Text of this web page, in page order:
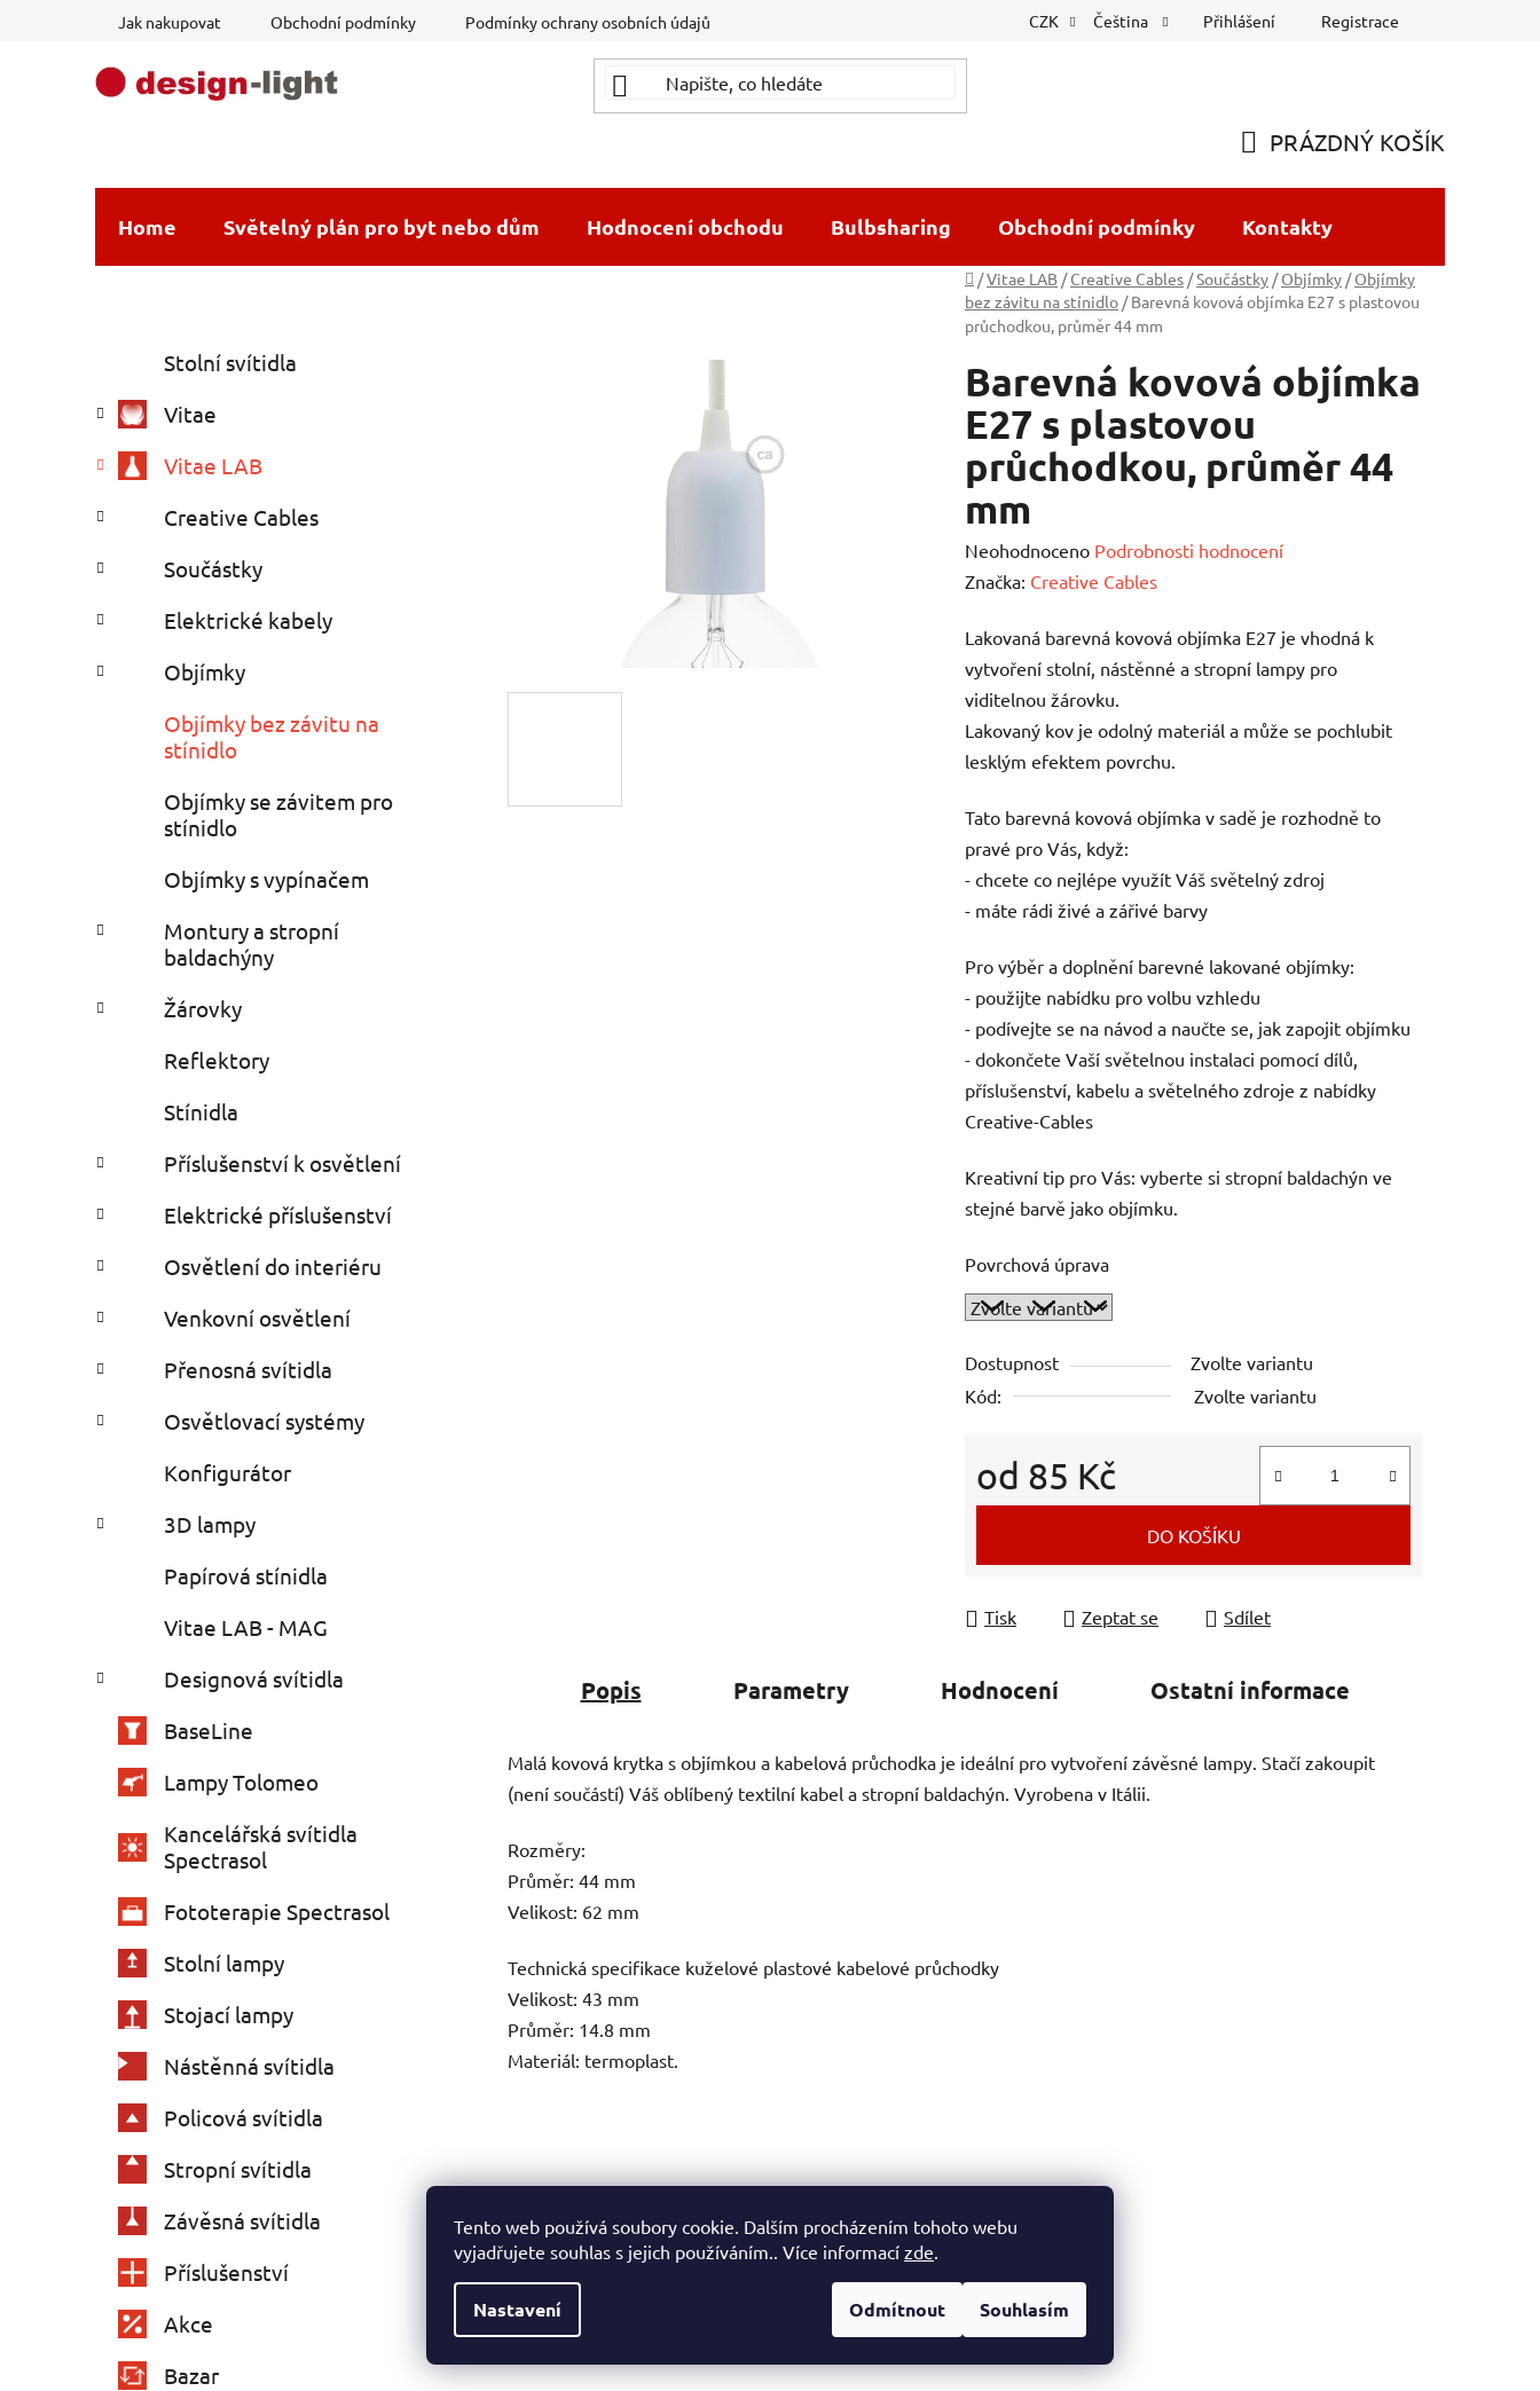
Tento web používá soubory cookie. Dalším procházením tohoto webu
vyjadřujete souhlas s jejich používáním.. Více informací zde.
Nastavení Odmítnout Souhlasím
Jak nakupovat Obchodní podmínky Podmínky ochrany osobních údajů CZK Čeština Přihlášení Registrace
KOŠÍK
PRÁZDNÝ KOŠÍK
Home Světelný plán pro byt nebo dům Hodnocení obchodu Bulbsharing Obchodní podmínky Kontakty
Domů
/Vitae LAB / Creative Cables /Součástky / Objímky / Objímky
bez závitu na stínidlo / Barevná kovová objímka E27 s plastovou
průchodkou, průměr 44 mm
s
r
n
n
p
n
kategorie
e
o
i
Stolní svítidla
Vitae
Vitae LAB
Creative Cables
Součástky
Elektrické kabely
Objímky
Objímky bez závitu na
stínidlo
Objímky se závitem pro
stínidlo
Objímky s vypínačem
Montury a stropní
baldachýny
Žárovky
Reflektory
Stínidla
Příslušenství k osvětlení
Elektrické příslušenství
Osvětlení do interiéru
Venkovní osvětlení
Přenosná svítidla
Osvětlovací systémy
Konfigurátor
3D lampy
Papírová stínidla
Vitae LAB - MAG
Designová svítidla
BaseLine
Lampy Tolomeo
Kancelářská svítidla
Spectrasol
Fototerapie Spectrasol
Stolní lampy
Stojací lampy
Nástěnná svítidla
Policová svítidla
Stropní svítidla
Závěsná svítidla
Příslušenství
Akce
Bazar
Barevná kovová objímka
E27 s plastovou
průchodkou, průměr 44
mm
Průměrné
hodnocení
je
0,0
z
5
hvězdiček.
Neohodnoceno Podrobnosti hodnocení
Značka: Creative Cables
Lakovaná barevná kovová objímka E27 je vhodná k
vytvoření stolní, nástěnné a stropní lampy pro
viditelnou žárovku.
Lakovaný kov je odolný materiál a může se pochlubit
lesklým efektem povrchu.
Tato barevná kovová objímka v sadě je rozhodně to
pravé pro Vás, když:
- chcete co nejlépe využít Váš světelný zdroj
- máte rádi živé a zářivé barvy
Pro výběr a doplnění barevné lakované objímky:
- použijte nabídku pro volbu vzhledu
- podívejte se na návod a naučte se, jak zapojit objímku
- dokončete Vaší světelnou instalaci pomocí dílů,
příslušenství, kabelu a světelného zdroje z nabídky
Creative-Cables
Kreativní tip pro Vás: vyberte si stropní baldachýn ve
stejné barvě jako objímku.
Povrchová úprava
Dostupnost
Zvolte variantu
Kód:
Zvolte variantu
od 85 Kč
Měrná cena:
DO KOŠÍKU
Tisk Zeptat se Sdílet
Popis Parametry Hodnocení Ostatní informace
Malá kovová krytka s objímkou a kabelová průchodka je ideální pro vytvoření závěsné lampy. Stačí zakoupit
(není součástí) Váš oblíbený textilní kabel a stropní baldachýn. Vyrobena v Itálii.
Rozměry:
Průměr: 44 mm
Velikost: 62 mm
Technická specifikace kuželové plastové kabelové průchodky
Velikost: 43 mm
Průměr: 14.8 mm
Materiál: termoplast.